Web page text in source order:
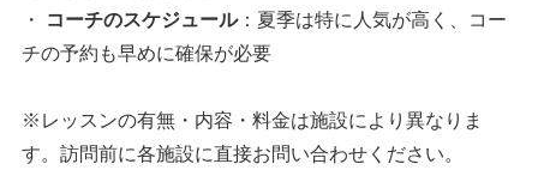
・
コーチのスケジュール：夏季は特に人気が高く、コー
チの予約も早めに確保が必要
※レッスンの有無・内容・料金は施設により異なりま
す。訪問前に各施設に直接お問い合わせください。